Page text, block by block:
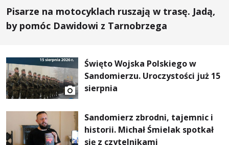
Pisarze na motocyklach ruszają w trasę. Jadą,
by pomóc Dawidowi z Tarnobrzega
Święto Wojska Polskiego w
Sandomierzu. Uroczystości już 15
sierpnia
Sandomierz zbrodni, tajemnic i
historii. Michał Śmielak spotkał
się z czytelnikami